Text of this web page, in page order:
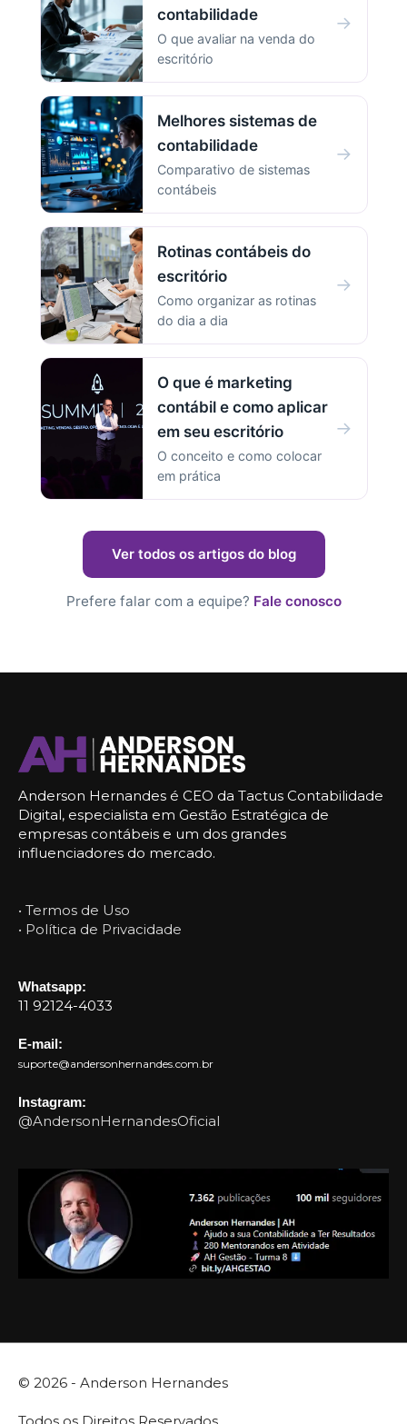
contabilidade
O que avaliar na venda do
escritório
→
Melhores sistemas de
contabilidade
Comparativo de sistemas
contábeis
→
Rotinas contábeis do
escritório
Como organizar as rotinas
do dia a dia
→
O que é marketing
contábil e como aplicar
em seu escritório
O conceito e como colocar
em prática
→
Ver todos os artigos do blog
Prefere falar com a equipe? Fale conosco
Anderson Hernandes é CEO da Tactus Contabilidade
Digital, especialista em Gestão Estratégica de
empresas contábeis e um dos grandes
influenciadores do mercado.
• Termos de Uso
• Política de Privacidade
Whatsapp:
11 92124-4033
E-mail:
suporte@andersonhernandes.com.br
Instagram:
@AndersonHernandesOficial
© 2026 - Anderson Hernandes